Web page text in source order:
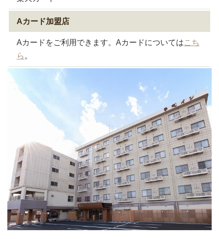
Aカード加盟店
Aカードをご利用できます。Aカードについてはこち
ら 。